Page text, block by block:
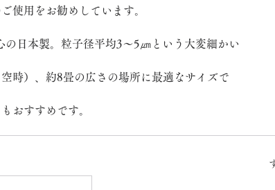
使用をお勧めしています。
日本製。粒子径平均3～5㎛という大変細かい
時）、約8畳の広さの場所に最適なサイズで
おすすめです。